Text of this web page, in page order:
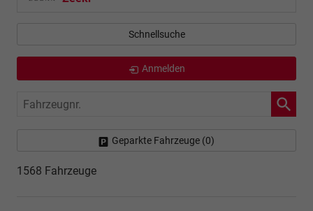
Schnellsuche
Anmelden
Fahrzeugnr.
Geparkte Fahrzeuge (0)
1568 Fahrzeuge